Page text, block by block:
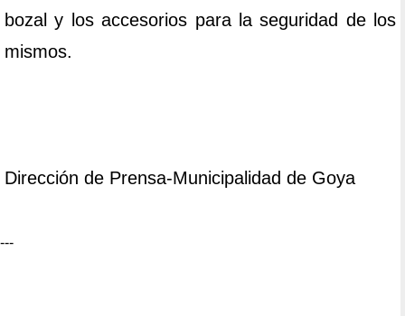
bozal y los accesorios para la seguridad de los
mismos.
Dirección de Prensa-Municipalidad de Goya
---